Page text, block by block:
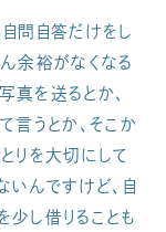
問自答だけをし
余裕がなくなる
真を送るとか、
言うとか、そこか
りを大切にして
いんですけど、自
し借りることも